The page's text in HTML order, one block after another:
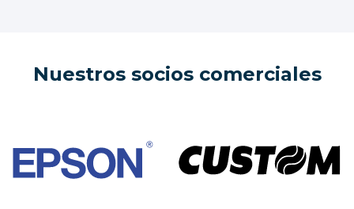
Nuestros socios comerciales